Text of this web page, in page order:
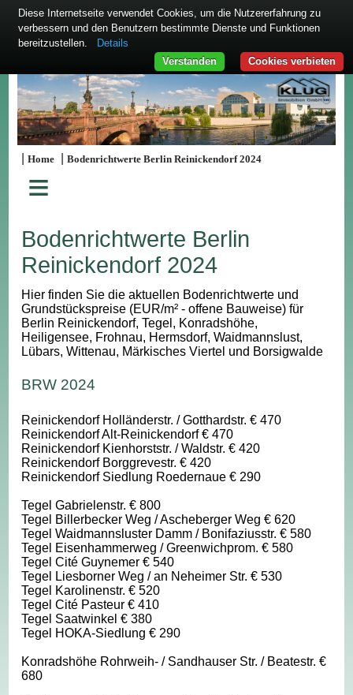
|Home |Bodenrichtwerte Berlin Reinickendorf 2024
≡
Bodenrichtwerte Berlin
Reinickendorf 2024
Hier finden Sie die aktuellen Bodenrichtwerte und
Grundstückspreise (EUR/m² - offene Bauweise) für
Berlin Reinickendorf, Tegel, Konradshöhe,
Heiligensee, Frohnau, Hermsdorf, Waidmannslust,
Lübars, Wittenau, Märkisches Viertel und Borsigwalde
BRW 2024
Reinickendorf Holländerstr. / Gotthardstr. € 470
Reinickendorf Alt-Reinickendorf € 470
Reinickendorf Kienhorststr. / Waldstr. € 420
Reinickendorf Borggrevestr. € 420
Reinickendorf Siedlung Roedernaue € 290
Tegel Gabrielenstr. € 800
Tegel Billerbecker Weg / Ascheberger Weg € 620
Tegel Waidmannsluster Damm / Bonifaziusstr. € 580
Tegel Eisenhammerweg / Greenwichprom. € 580
Tegel Cité Guynemer € 540
Tegel Liesborner Weg / an Neheimer Str. € 530
Tegel Karolinenstr. € 520
Tegel Cité Pasteur € 410
Tegel Saatwinkel € 380
Tegel HOKA-Siedlung € 290
Konradshöhe Rohrweih- / Sandhauser Str. / Beatestr. €
680
Diese Internetseite verwendet Cookies, um die Nutzererfahrung zu
verbessern und den Benutzern bestimmte Dienste und Funktionen
bereitzustellen.
Details
Cookies verbieten
Verstanden